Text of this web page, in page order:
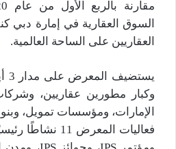
السوق العقارية في إمارة دبي
العقاريين على الساحة العالمية.
وكبار مطورين عقاريين،
الإمارات، ومؤسسات تمويل،